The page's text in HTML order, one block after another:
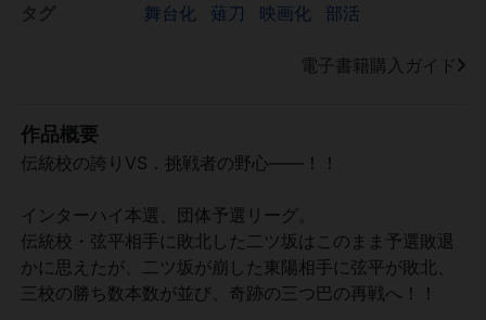
舞台化 薙刀 映画化 部活
電子書籍購入ガイド
作品概要
伝統校の誇りVS．挑戦者の野心――！！
インターハイ本選、団体予選リーグ。
伝統校・弦平相手に敗北した二ツ坂はこのまま予選敗退
かに思えたが、二ツ坂が崩した東陽相手に弦平が敗北、
三校の勝ち数本数が並び、奇跡の三つ巴の再戦へ！！